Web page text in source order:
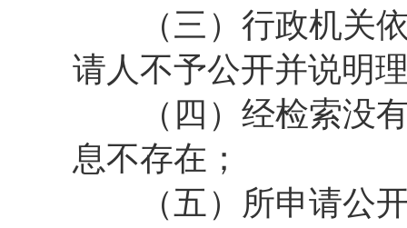
（三）行政机关依
请人不予公开并说明
（四）经检索没有
息不存在；
（五）所申请公开